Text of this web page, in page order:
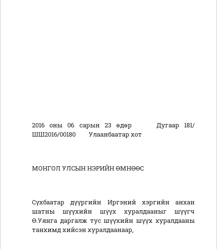
2016 оны 06 сарын 23 өдөр Дугаар 181/
ШШ2016/00180 Улаанбаатар хот
МОНГОЛ УЛСЫН НЭРИЙН ӨМНӨӨС
Сүхбаатар дүүргийн Иргэний хэргийн анхан
шатны шүүхийн шүүх хуралдааныг шүүгч
Ө.Уянга даргалж тус шүүхийн шүүх хуралдааны
танхимд хийсэн хуралдаанаар,